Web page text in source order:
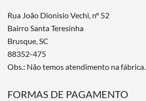
Rua João Dionisio Vechi, nº 52
Bairro Santa Teresinha
Brusque, SC
88352-475
Obs.: Não temos atendimento na fábrica.
FORMAS DE PAGAMENTO